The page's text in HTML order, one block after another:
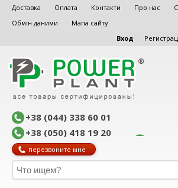
Доставка Оплата Контакти Про нас
Обмін даними
Мапа сайту
Вход
+38 (044) 338 60 01
+38 (050) 418 19 20
перезвоните мне